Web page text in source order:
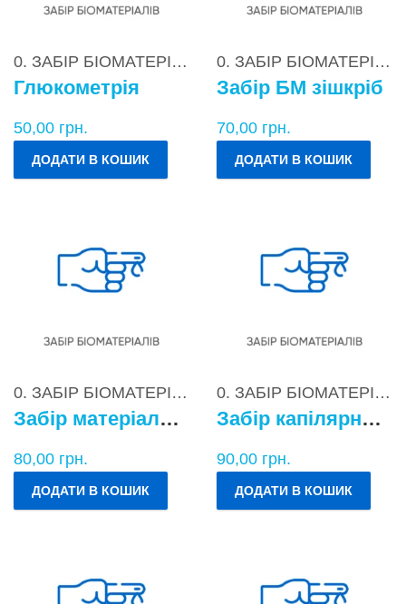
0. ЗАБІР БІОМАТЕРІАЛІВ
Глюкометрія
50,00 грн.
ДОДАТИ В КОШИК
0. ЗАБІР БІОМАТЕРІАЛІВ
Забір БМ зішкріб
70,00 грн.
ДОДАТИ В КОШИК
0. ЗАБІР БІОМАТЕРІАЛІВ
Забір матеріалу для бактеріологічних досліджень
80,00 грн.
ДОДАТИ В КОШИК
0. ЗАБІР БІОМАТЕРІАЛІВ
Забір капілярної крові
90,00 грн.
ДОДАТИ В КОШИК